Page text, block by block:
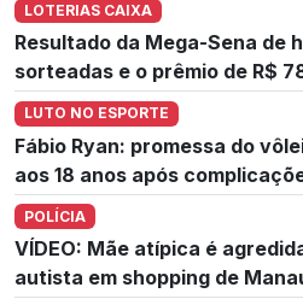
LOTERIAS CAIXA
Resultado da Mega-Sena de
sorteadas e o prêmio de R$
LUTO NO ESPORTE
Fábio Ryan: promessa do
aos 18 anos após
POLÍCIA
VÍDEO: Mãe atípica é
autista em shopping de